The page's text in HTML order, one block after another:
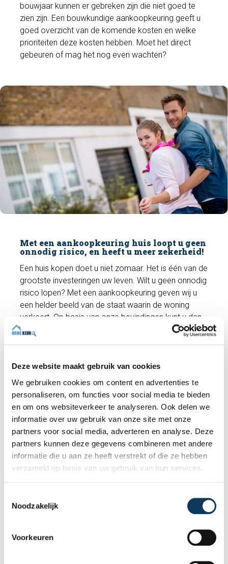
Deze website maakt gebruik van cookies
We gebruiken cookies om content en advertenties te
personaliseren, om functies voor social media te bieden
en om ons websiteverkeer te analyseren. Ook delen we
informatie over uw gebruik van onze site met onze
partners voor social media, adverteren en analyse. Deze
partners kunnen deze gegevens combineren met andere
informatie die u aan ze heeft verstrekt of die ze hebben
verzameld op basis van uw gebruik van hun services.
Noodzakelijk
Voorkeuren
bouwjaar kunnen er gebreken zijn die niet goed te
zien zijn. Een bouwkundige aankoopkeuring geeft u
goed overzicht van de komende kosten en welke
prioriteiten deze kosten hebben. Moet het direct
gebeuren of mag het nog even wachten?
Met een aankoopkeuring huis loopt u geen
onnodig risico, en heeft u meer zekerheid!
Een huis kopen doet u niet zomaar. Het is één van de
grootste investeringen uw leven. Wilt u geen onnodig
risico lopen? Met een aankoopkeuring geven wij u
een helder beeld van de staat waarin de woning
verkeert. Op basis van onze bevindingen kunt u dan
het juiste besluit nemen. Aankoopkeuringen doen wij
de staat van uw woning? Een bouwkundig rapport
van uw woning geeft u deze zekerheid! Vraag nu
direct een
bouwkundig rapport aan.
Veel gestelde vragen over
aankoopkeuringen
Wat zijn de kosten van een aankoopkeuring?
De kosten van een bouwkundige aankoopkeuringen
investering waarmee u een hoop geld kunt besparen!
De aangekochte woning wordt van nok tot
kruipruimte onder de loep genomen, de bouwkundig